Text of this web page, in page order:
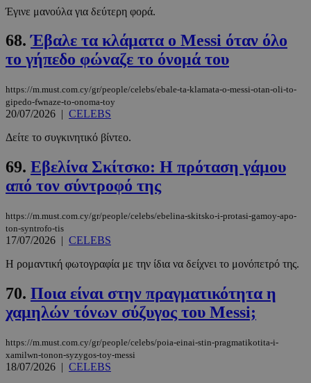
Έγινε μανούλα για δεύτερη φορά.
68.Έβαλε τα κλάματα ο Messi όταν όλο
το γήπεδο φώναζε το όνομά του
https://m.must.com.cy/gr/people/celebs/ebale-ta-klamata-o-messi-otan-oli-to-
gipedo-fwnaze-to-onoma-toy
20/07/2026 | CELEBS
Δείτε το συγκινητικό βίντεο.
69. Εβελίνα Σκίτσκο: Η πρόταση γάμου
από τον σύντροφό της
https://m.must.com.cy/gr/people/celebs/ebelina-skitsko-i-protasi-gamoy-apo-
ton-syntrofo-tis
17/07/2026 | CELEBS
Η ρομαντική φωτογραφία με την ίδια να δείχνει το μονόπετρό της.
70. Ποια είναι στην πραγματικότητα η
χαμηλών τόνων σύζυγος του Messi;
https://m.must.com.cy/gr/people/celebs/poia-einai-stin-pragmatikotita-i-
xamilwn-tonon-syzygos-toy-messi
18/07/2026 | CELEBS